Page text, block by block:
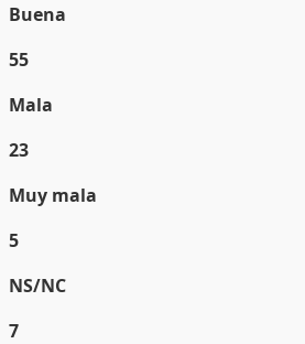
Buena
55
Mala
23
Muy mala
5
NS/NC
7